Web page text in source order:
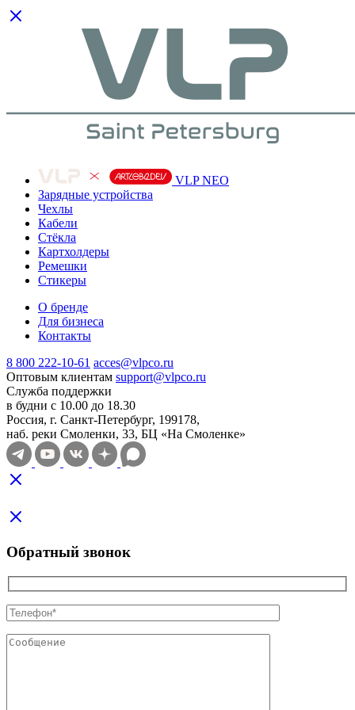
VLP NEO
Зарядные устройства
Чехлы
Кабели
Cтёкла
Картхолдеры
Ремешки
Стикеры
О бренде
Для бизнеса
Контакты
8 800 222-10-61 acces@vlpco.ru
Оптовым клиентам support@vlpco.ru
Служба поддержки
в будни с 10.00 до 18.30
Россия, г. Санкт-Петербург, 199178,
наб. реки Смоленки, 33, БЦ «На Смоленке»
Обратный звонок